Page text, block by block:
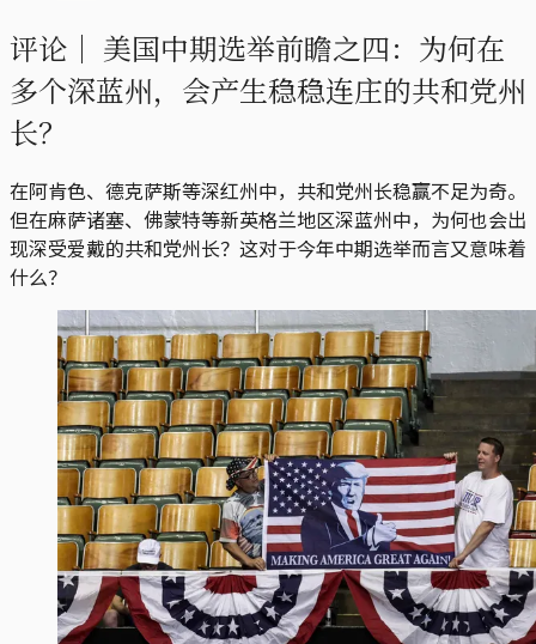
评论｜ 美国中期选举前瞻之四：为何在
多个深蓝州，会产生稳稳连庄的共和党州
长？
在阿肯色、德克萨斯等深红州中，共和党州长稳赢不足为奇。
但在麻萨诸塞、佛蒙特等新英格兰地区深蓝州中，为何也会出
现深受爱戴的共和党州长？这对于今年中期选举而言又意味着
什么？